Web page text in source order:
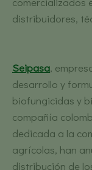
distribuidores,
Seipasa,
desarrollo y
biofungicidas y
compañía
dedicada a la
agrícolas, han
distribución de